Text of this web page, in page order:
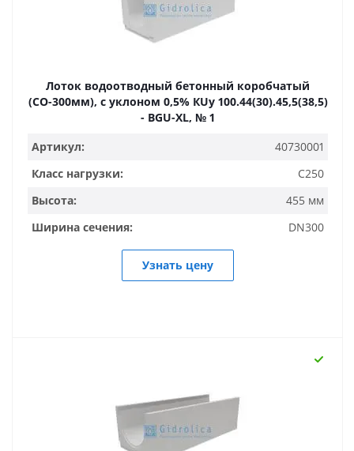
Лоток водоотводный бетонный коробчатый
(СО-300мм), с уклоном 0,5% КUу 100.44(30).45,5(38,5)
- BGU-XL, № 1
Артикул:
40730001
Класс нагрузки:
C250
Высота:
455 мм
Ширина сечения:
DN300
Узнать цену